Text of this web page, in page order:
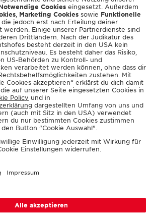
© 2026 Casinos Austria AG
ENGLISH